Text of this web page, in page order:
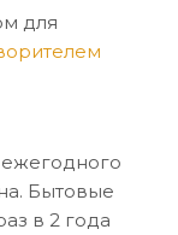
для
Бытовые
в 2 года